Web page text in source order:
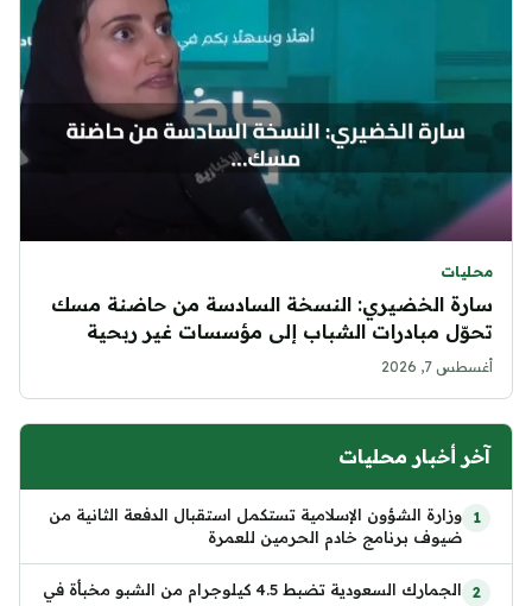
محليات
سارة الخضيري: النسخة السادسة من حاضنة مسك
تحوّل مبادرات الشباب إلى مؤسسات غير ربحية
دائمة
أغسطس 7, 2026
آخر أخبار محليات
وزارة الشؤون الإسلامية تستكمل استقبال الدفعة الثانية من
ضيوف برنامج خادم الحرمين للعمرة
الجمارك السعودية تضبط 4.5 كيلوجرام من الشبو مخبأة في